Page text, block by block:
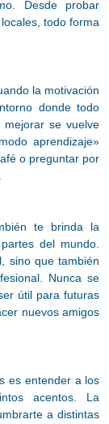
Desde probar
todo forma
la motivación
donde todo
se vuelve
aprendizaje»
o preguntar por
te brinda la
del mundo.
sino que también
Nunca se
útil para futuras
nuevos amigos
es entender a los
acentos. La
a distintas